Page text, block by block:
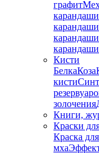
графит
карандаши
карандаши
карандаши
карандаши
Кисти
БелкаКоза
кисти
золочения
Книги,
Краски
Краска
мха